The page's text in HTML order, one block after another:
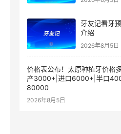
牙友记看牙
介绍
2026年8月5日
价格表公布！太原种植牙价格
产3000+|进口6000+|半口
80000
2026年8月5日